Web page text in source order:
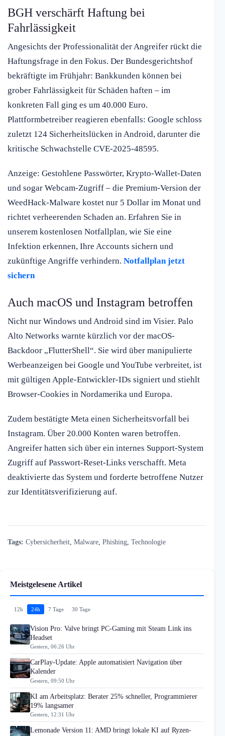
BGH verschärft Haftung bei
Fahrlässigkeit
Angesichts der Professionalität der Angreifer rückt die
Haftungsfrage in den Fokus. Der Bundesgerichtshof
bekräftigte im Frühjahr: Bankkunden können bei
grober Fahrlässigkeit für Schäden haften – im
konkreten Fall ging es um 40.000 Euro.
Plattformbetreiber reagieren ebenfalls: Google schloss
zuletzt 124 Sicherheitslücken in Android, darunter die
kritische Schwachstelle CVE-2025-48595.
Anzeige: Gestohlene Passwörter, Krypto-Wallet-Daten
und sogar Webcam-Zugriff – die Premium-Version der
WeedHack-Malware kostet nur 5 Dollar im Monat und
richtet verheerenden Schaden an. Erfahren Sie in
unserem kostenlosen Notfallplan, wie Sie eine
Infektion erkennen, Ihre Accounts sichern und
zukünftige Angriffe verhindern. Notfallplan jetzt
sichern
Auch macOS und Instagram betroffen
Nicht nur Windows und Android sind im Visier. Palo
Alto Networks warnte kürzlich vor der macOS-
Backdoor „FlutterShell“. Sie wird über manipulierte
Werbeanzeigen bei Google und YouTube verbreitet, ist
mit gültigen Apple-Entwickler-IDs signiert und stiehlt
Browser-Cookies in Nordamerika und Europa.
Zudem bestätigte Meta einen Sicherheitsvorfall bei
Instagram. Über 20.000 Konten waren betroffen.
Angreifer hatten sich über ein internes Support-System
Zugriff auf Passwort-Reset-Links verschafft. Meta
deaktivierte das System und forderte betroffene Nutzer
zur Identitätsverifizierung auf.
Tags: Cybersicherheit Malware Phishing Technologie
Meistgelesene Artikel
12h 24h 7 Tage 30 Tage
Vision Pro: Valve bringt PC-Gaming mit Steam Link ins
Headset
Gestern, 06:26 Uhr
CarPlay-Update: Apple automatisiert Navigation über
Kalender
Gestern, 09:50 Uhr
KI am Arbeitsplatz: Berater 25% schneller, Programmierer
19% langsamer
Gestern, 12:31 Uhr
Lemonade Version 11: AMD bringt lokale KI auf Ryzen-